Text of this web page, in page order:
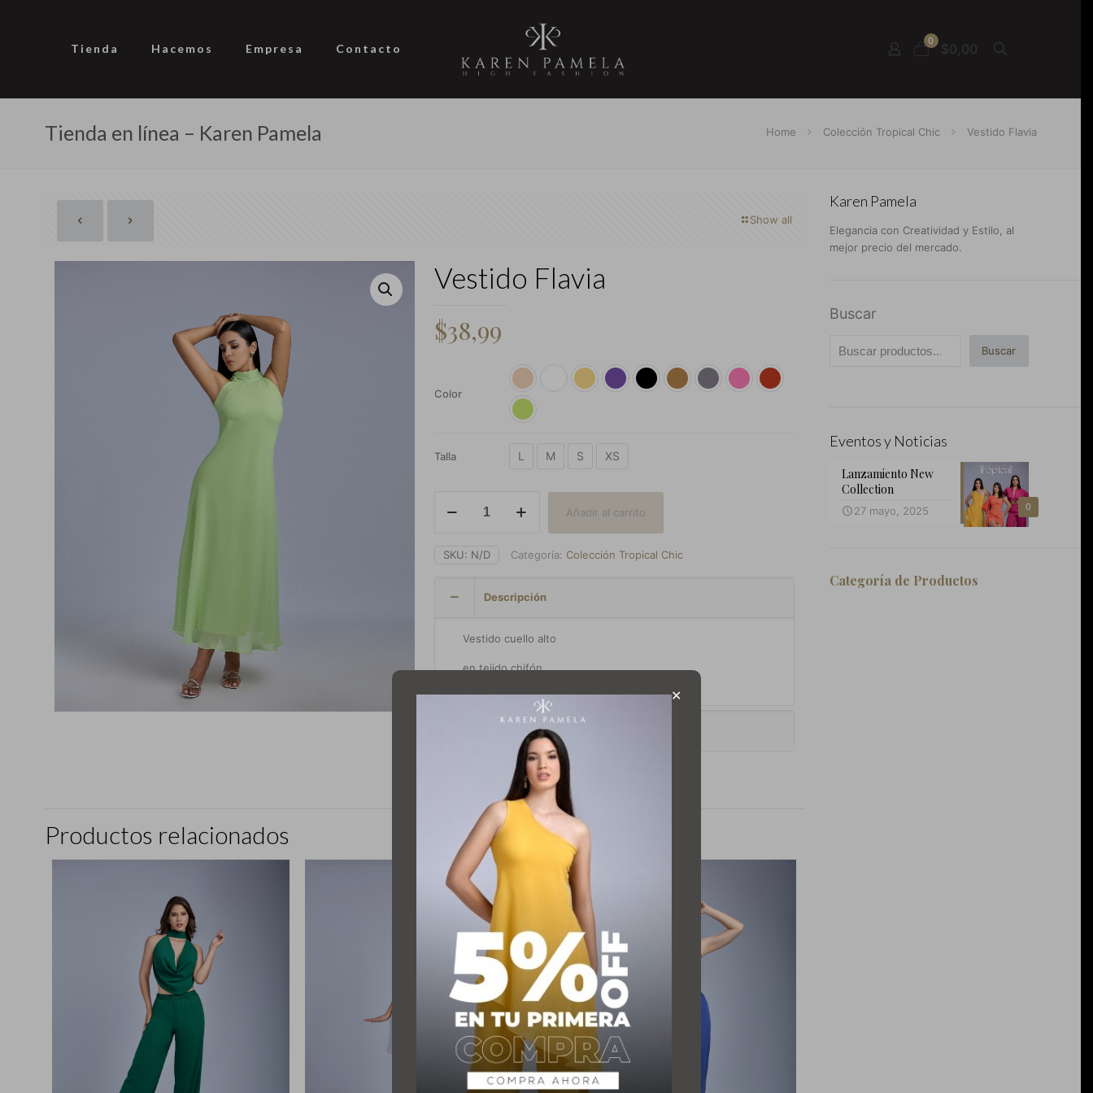
Tienda Hacemos Empresa Contacto
0 $0,00
Tienda en línea – Karen Pamela Home Colección Tropical Chic Vestido Flavia
Show all
Vestido Flavia
$38,99
Color
Talla L M S XS
Flavia
Añadir al carrito
SKU: N/D Categoría: Colección Tropical Chic
Descripción
Vestido cuello alto
en tejido chifón
Información adicional
Productos relacionados
Karen Pamela
Elegancia con Creatividad y Estilo, al
mejor precio del mercado.
Buscar
Buscar
Eventos y Noticias
0
Lanzamiento New
Collection
27 mayo, 2025
Categoría de Productos
✕